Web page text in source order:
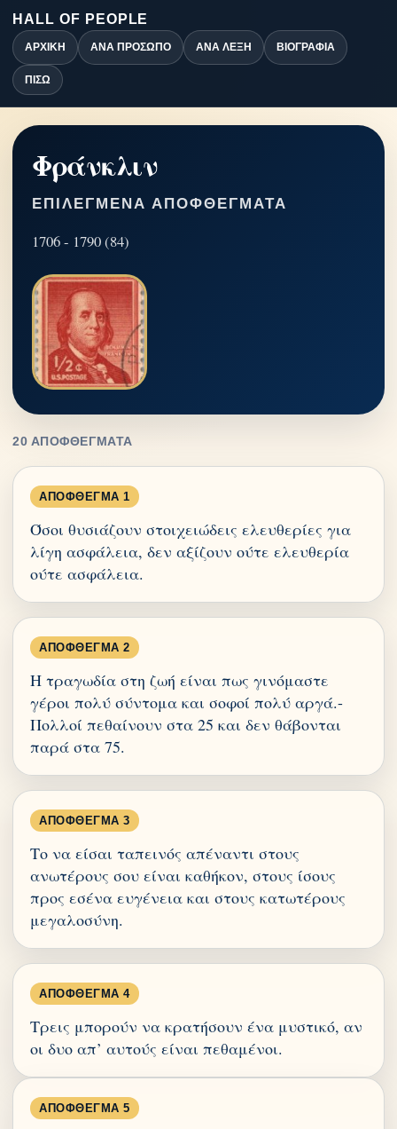
HALL OF PEOPLE
ΑΡΧΙΚΉ ΑΝΆ ΠΡΌΣΩΠΟ ΑΝΆ ΛΈΞΗ ΒΙΟΓΡΑΦΊΑ
ΠΊΣΩ
Φράνκλιν
ΕΠΙΛΕΓΜΈΝΑ ΑΠΟΦΘΈΓΜΑΤΑ
1706 - 1790 (84)
20 ΑΠΟΦΘΈΓΜΑΤΑ
ΑΠΌΦΘΕΓΜΑ 1
Όσοι θυσιάζουν στοιχειώδεις ελευθερίες για
λίγη ασφάλεια, δεν αξίζουν ούτε ελευθερία
ούτε ασφάλεια.
ΑΠΌΦΘΕΓΜΑ 2
Η τραγωδία στη ζωή είναι πως γινόμαστε
γέροι πολύ σύντομα και σοφοί πολύ αργά.-
Πολλοί πεθαίνουν στα 25 και δεν θάβονται
παρά στα 75.
ΑΠΌΦΘΕΓΜΑ 3
Το να είσαι ταπεινός απέναντι στους
ανωτέρους σου είναι καθήκον, στους ίσους
προς εσένα ευγένεια και στους κατωτέρους
μεγαλοσύνη.
ΑΠΌΦΘΕΓΜΑ 4
Τρεις μπορούν να κρατήσουν ένα μυστικό, αν
οι δυο απ’ αυτούς είναι πεθαμένοι.
ΑΠΌΦΘΕΓΜΑ 5